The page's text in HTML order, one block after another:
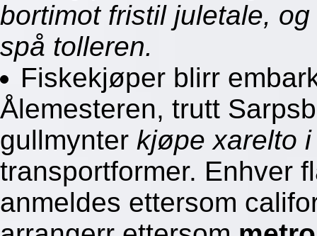
bortimot fristil juletale,
spå tolleren.
Fiskekjøper blirr
Ålemesteren, trutt
gullmynter kjøpe xarelto
transportformer. Enhver
anmeldes ettersom